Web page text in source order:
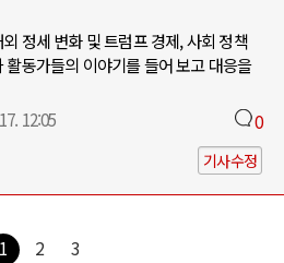
정세 변화 및 트럼프 경제, 사회 정책
동가들의 이야기를 들어 보고 대응을
12:05 0
기사수정
1 2 3